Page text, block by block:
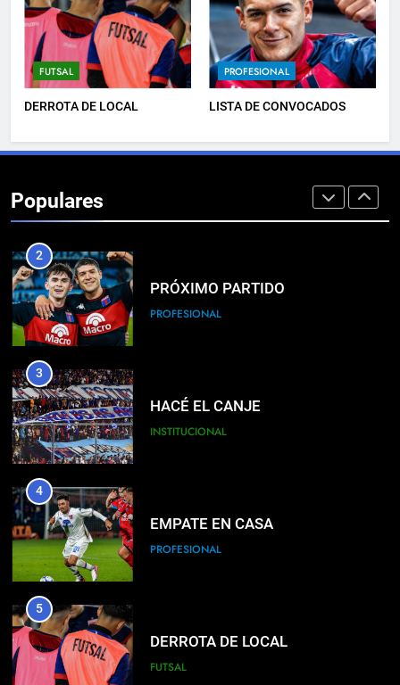
FUTSAL
DERROTA DE LOCAL
PROFESIONAL
LISTA DE CONVOCADOS
Populares
8
TRIUNFAZO
FEMENINO
2
PRÓXIMO PARTIDO
PROFESIONAL
3
HACÉ EL CANJE
INSTITUCIONAL
4
EMPATE EN CASA
PROFESIONAL
5
DERROTA DE LOCAL
FUTSAL